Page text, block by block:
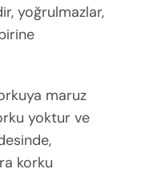
yoğrulmazlar,
maruz
yoktur ve
korku